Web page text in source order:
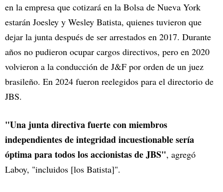
en la empresa que cotizará en la Bolsa de Nueva York
estarán Joesley y Wesley Batista, quienes tuvieron que
dejar la junta después de ser arrestados en 2017. Durante
años no pudieron ocupar cargos directivos, pero en 2020
volvieron a la conducción de J&F por orden de un juez
brasileño. En 2024 fueron reelegidos para el directorio de
JBS.
"Una junta directiva fuerte con miembros
independientes de integridad incuestionable sería
óptima para todos los accionistas de JBS", agregó
Laboy, "incluidos [los Batista]".